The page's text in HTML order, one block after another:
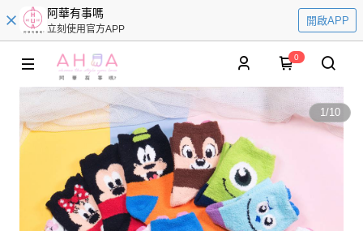
阿華有事嗎
立刻使用官方APP
開啟APP
0
1/10